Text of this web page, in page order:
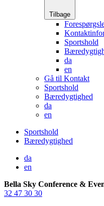
Tilbage
Sportshold
da
en
Gå til Kontakt
Sportshold
Bæredygtighed
da
en
Sportshold
Bæredygtighed
da
en
Bella Sky Conference &
32 47 30 30